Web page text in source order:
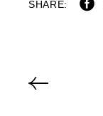
SHARE: